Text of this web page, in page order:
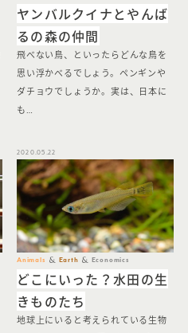
ヤンバルクイナとやんば
るの森の仲間
飛べない鳥、といったらどんな鳥を
思い浮かべるでしょう。ペンギンや
ダチョウでしょうか。実は、日本に
も…
Animals Earth Economics
2020.05.22
どこにいった？水田の生
きものたち
地球上にいると考えられている生物